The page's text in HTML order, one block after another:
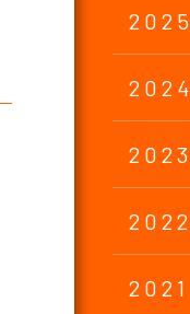
2025
2024
2023
2022
2021